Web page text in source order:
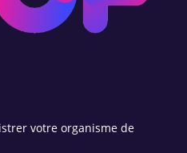
votre organisme de